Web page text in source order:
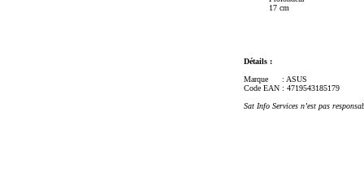
17 cm
Détails :
Marque
: ASUS
Code EAN : 4719543185179
Sat Info Services n’est pas